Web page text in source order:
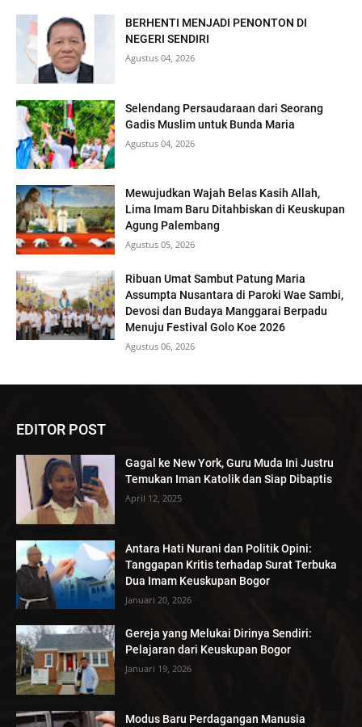
BERHENTI MENJADI PENONTON DI
NEGERI SENDIRI
Agustus 04, 2026
Selendang Persaudaraan dari Seorang
Gadis Muslim untuk Bunda Maria
Agustus 04, 2026
Mewujudkan Wajah Belas Kasih Allah,
Lima Imam Baru Ditahbiskan di Keuskupan
Agung Palembang
Agustus 05, 2026
Ribuan Umat Sambut Patung Maria
Assumpta Nusantara di Paroki Wae Sambi,
Devosi dan Budaya Manggarai Berpadu
Menuju Festival Golo Koe 2026
Agustus 06, 2026
EDITOR POST
Gagal ke New York, Guru Muda Ini Justru
Temukan Iman Katolik dan Siap Dibaptis
April 12, 2025
Antara Hati Nurani dan Politik Opini:
Tanggapan Kritis terhadap Surat Terbuka
Dua Imam Keuskupan Bogor
Januari 20, 2026
Gereja yang Melukai Dirinya Sendiri:
Pelajaran dari Keuskupan Bogor
Januari 19, 2026
Modus Baru Perdagangan Manusia